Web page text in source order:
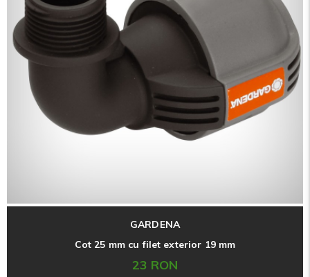
GARDENA
Cot 25 mm cu filet exterior 19 mm
23 RON